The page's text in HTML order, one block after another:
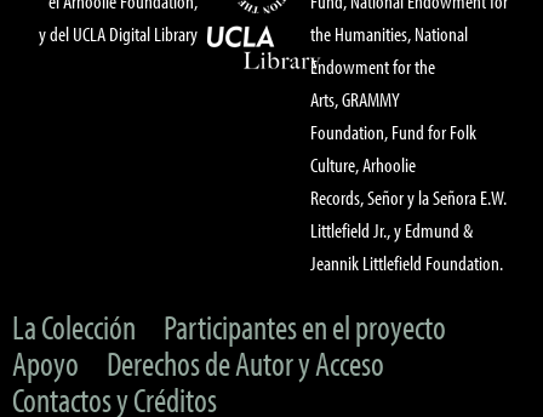
y del UCLA Digital Library
the Humanities, National
Endowment for the
Arts, GRAMMY
Foundation, Fund for Folk
Culture, Arhoolie
Records, Señor y la Señora E.W.
Littlefield Jr., y Edmund &
Jeannik Littlefield Foundation.
La Colección
Participantes en el proyecto
Apoyo
Derechos de Autor y Acceso
Contactos y Créditos